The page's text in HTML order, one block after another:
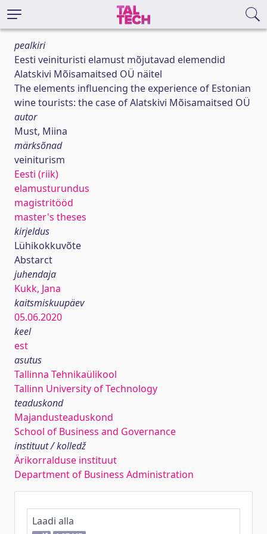
pealkiri
Eesti veinituristi elamust mõjutavad elemendid
Alatskivi Mõisamaitsed OÜ näitel
The elements influencing the experience of Estonian
wine tourists: the case of Alatskivi Mõisamaitsed OÜ
autor
Must, Miina
märksõnad
veiniturism
Eesti (riik)
elamusturundus
magistritööd
master's theses
kirjeldus
Lühikokkuvõte
Abstarct
juhendaja
Kukk, Jana
kaitsmiskuupäev
05.06.2020
keel
est
asutus
Tallinna Tehnikaülikool
Tallinn University of Technology
teaduskond
Majandusteaduskond
School of Business and Governance
instituut / kolledž
Ärikorralduse instituut
Department of Business Administration
Laadi alla